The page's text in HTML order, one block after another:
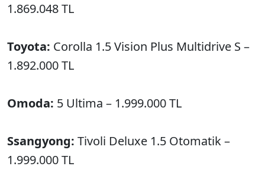
1.869.048 TL
Toyota: Corolla 1.5 Vision Plus Multidrive S –
1.892.000 TL
Omoda: 5 Ultima – 1.999.000 TL
Ssangyong: Tivoli Deluxe 1.5 Otomatik –
1.999.000 TL